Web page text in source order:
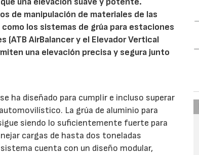
de manipulación de materiales de las
los sistemas de grúa para estaciones
(ATB AirBalancer y el Elevador Vertical
una elevación precisa y segura junto
ha diseñado para cumplir e incluso superar
La grúa de aluminio para
siendo lo suficientemente fuerte para
cargas de hasta dos toneladas
cuenta con un diseño modular,